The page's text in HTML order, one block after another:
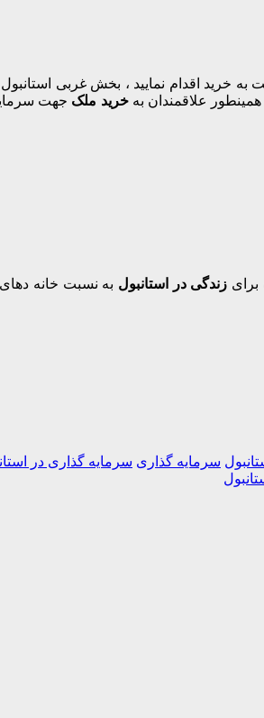
خرید اقدام نمایید ، بخش غربی استانبول
علاقمندان بهخرید ملک جهت
زندگی در استانبول به نسبت خانه
سرمایه گذاری سرمایه گذاری در